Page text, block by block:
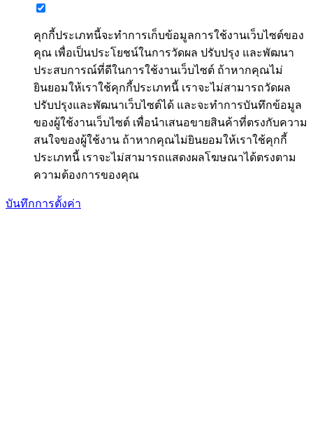
คุกกี้ประเภทนี้จะทำการเก็บข้อมูลการใช้งานเว็บไซต์ของ
คุณ เพื่อเป็นประโยชน์ในการวัดผล ปรับปรุง และพัฒนา
ประสบการณ์ที่ดีในการใช้งานเว็บไซต์ ถ้าหากคุณไม่
ยินยอมให้เราใช้คุกกี้ประเภทนี้ เราจะไม่สามารถวัดผล
ปรับปรุงและพัฒนาเว็บไซต์ได้ และจะทำการบันทึกข้อมูล
ของผู้ใช้งานเว็บไซต์ เพื่อนำเสนอขายสินค้าที่ตรงกับความ
สนใจของผู้ใช้งาน ถ้าหากคุณไม่ยินยอมให้เราใช้คุกกี้
ประเภทนี้ เราจะไม่สามารถแสดงผลโฆษณาได้ตรงตาม
ความต้องการของคุณ
บันทึกการตั้งค่า